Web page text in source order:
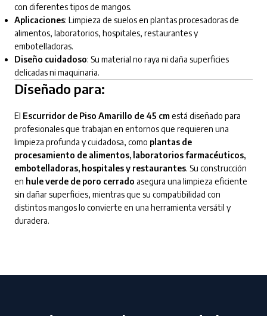
con diferentes tipos de mangos.
Aplicaciones: Limpieza de suelos en plantas procesadoras de
alimentos, laboratorios, hospitales, restaurantes y
embotelladoras.
Diseño cuidadoso: Su material no raya ni daña superficies
delicadas ni maquinaria.
Diseñado para:
El Escurridor de Piso Amarillo de 45 cmestá diseñado para
profesionales que trabajan en entornos que requieren una
limpieza profunda y cuidadosa, como plantas de
procesamiento de alimentos, laboratorios farmacéuticos,
embotelladoras, hospitales y restaurantes. Su construcción
en hule verde de poro cerrado asegura una limpieza eficiente
sin dañar superficies, mientras que su compatibilidad con
distintos mangos lo convierte en una herramienta versátil y
duradera.